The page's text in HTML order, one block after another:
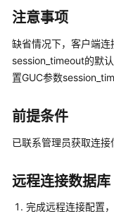
产
品
介
费
明
快
入
注意事项
缺省情况下，客户端
session_timeout的默
置GUC参数
前提条件
已联系管理员获取连接
远程连接数据库
完成远程连接配置，